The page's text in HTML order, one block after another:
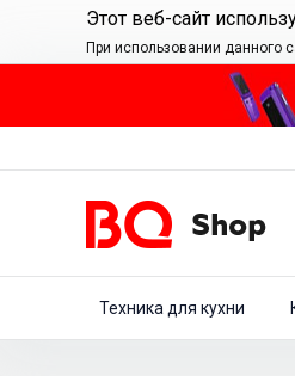
Этот веб-сайт
При использовании данного
Техника для кухни